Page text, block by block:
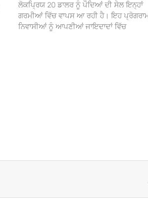
ਲੋਕਪ੍ਰਿਯ 20 ਡਾਲਰ ਨੂੰ ਪੌਦਿਆਂ ਦੀ ਸੇਲ ਇਨ੍ਹਾਂ
ਗਰਮੀਆਂ ਵਿੱਚ ਵਾਪਸ ਆ ਰਹੀ ਹੈ। ਇਹ
ਨਿਵਾਸੀਆਂ ਨੂੰ ਆਪਣੀਆਂ ਜਾਇਦਾਦਾਂ ਵਿੱਚ